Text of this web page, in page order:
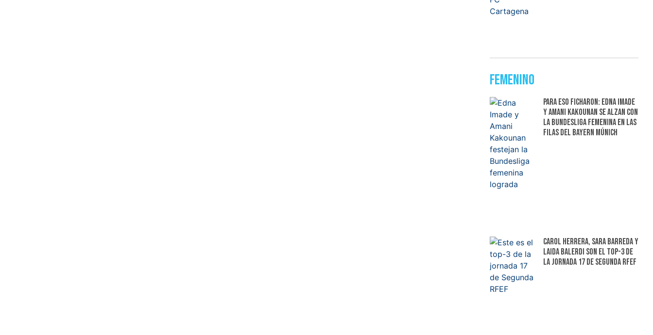
Femenino
Para eso ficharon: Edna Imade
y Amani Kakounan se alzan con
la Bundesliga femenina en las
filas del Bayern Múnich
Carol Herrera, Sara Barreda y
Laida Balerdi son el top-3 de
la jornada 17 de Segunda RFEF